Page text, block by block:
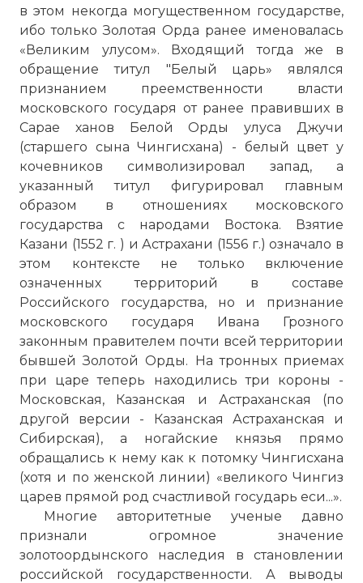
в этом некогда могущественном государстве,
ибо только Золотая Орда ранее именовалась
«Великим улусом». Входящий тогда же в
обращение титул "Белый царь» являлся
признанием преемственности власти
московского государя от ранее правивших в
Сарае ханов Белой Орды улуса Джучи
(старшего сына Чингисхана) - белый цвет у
кочевников символизировал запад, а
указанный титул фигурировал главным
образом в отношениях московского
государства с народами Востока. Взятие
Казани (1552 г. ) и Астрахани (1556 г.) означало в
этом контексте не только включение
означенных территорий в составе
Российского государства, но и признание
московского государя Ивана Грозного
законным правителем почти всей территории
бывшей Золотой Орды. На тронных приемах
при царе теперь находились три короны -
Московская, Казанская и Астраханская (по
другой версии - Казанская Астраханская и
Сибирская), а ногайские князья прямо
обращались к нему как к потомку Чингисхана
(хотя и по женской линии) «великого Чингиз
царев прямой род счастливой государь еси...».
Многие авторитетные ученые давно
признали огромное значение
золотоордынского наследия в становлении
российской государственности. А выводы